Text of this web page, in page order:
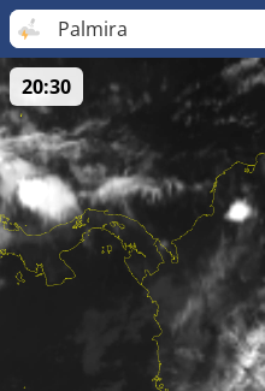
Palmira
20:30